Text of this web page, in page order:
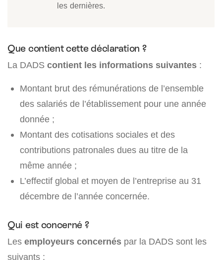
les dernières.
Que contient cette déclaration ?
La DADS contient les informations suivantes :
Montant brut des rémunérations de l’ensemble
des salariés de l’établissement pour une année
donnée ;
Montant des cotisations sociales et des
contributions patronales dues au titre de la
même année ;
L’effectif global et moyen de l’entreprise au 31
décembre de l’année concernée.
Qui est concerné ?
Les employeurs concernés par la DADS sont les
suivants :